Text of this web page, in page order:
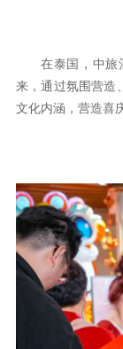
在泰国，中旅
来，通过氛围营造
文化内涵，营造喜